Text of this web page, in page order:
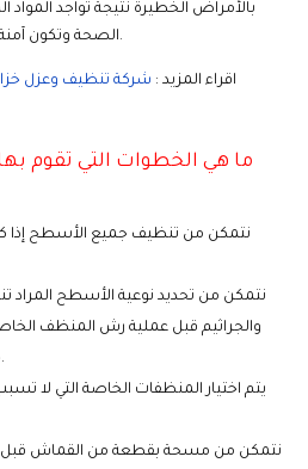
بالأمراض الخطيرة نتيجة تواجد
الصحة وتكون آمنة على صحة وسلامة الأشخاص.
اقراء المزيد : شركة تنظيف وعزل خزانات
ما هي الخطوات التي تقوم
نتمكن من تنظيف جميع الأسطح إذا
نتمكن من تحديد نوعية الأسطح
والجراثيم قبل عملية رش المنظف
حتى لا يسبب أي ضرر أو تلف.
يتم اختيار المنظفات الخاصة التي لا
نتمكن من مسحة بقطعة من القماش قبل